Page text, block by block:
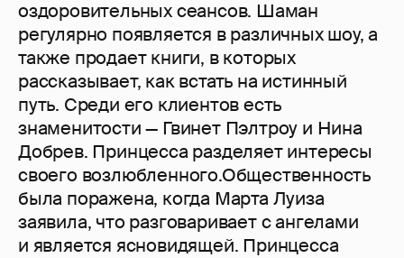
оздоровительных сеансов. Шаман
регулярно появляется в различных шоу, а
также продает книги, в которых
рассказывает, как встать на истинный
путь. Среди его клиентов есть
знаменитости — Гвинет Пэлтроу и Нина
Добрев. Принцесса разделяет интересы
своего возлюбленного.Общественность
была поражена, когда Марта Луиза
заявила, что разговаривает с ангелами
и является ясновидящей. Принцесса